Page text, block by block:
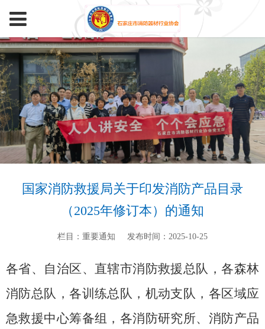
国家消防救援局关于印发消防产品目录
（2025年修订本）的通知
栏目：重要通知 发布时间：2025-10-25
各省、自治区、直辖市消防救援总队，各森林
消防总队，各训练总队，机动支队， 各区域应
急救援中心筹备组， 各消防研究所、消防产品